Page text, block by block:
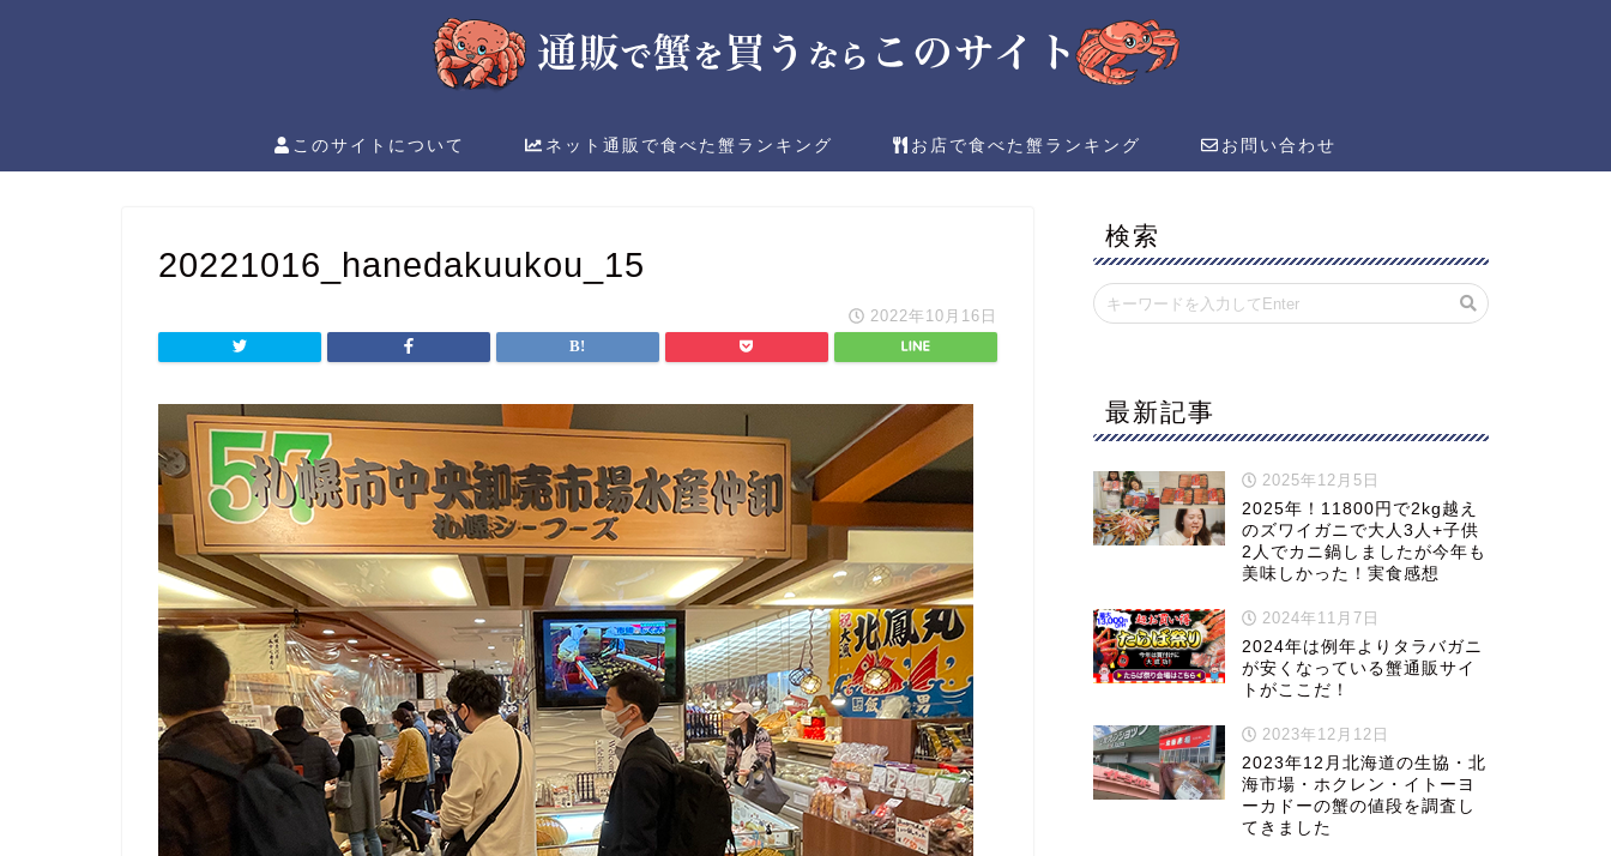
このサイトについて ネット通販で食べた蟹ランキング お店で食べた蟹ランキング お問い合わせ
20221016_hanedakuukou_15
2022年10月16日
検索
最新記事
2025年12月5日
2025年！11800円で2kg越え
のズワイガニで大人3人+子供
2人でカニ鍋しましたが今年も
美味しかった！実食感想
2024年11月7日
2024年は例年よりタラバガニ
が安くなっている蟹通販サイ
トがここだ！
2023年12月12日
2023年12月北海道の生協・北
海市場・ホクレン・イトーヨ
ーカドーの蟹の値段を調査し
てきました